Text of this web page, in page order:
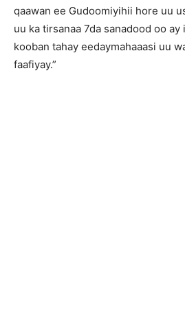
qaawan ee Gudoomiyihii hore uu
uu ka tirsanaa 7da sanadood oo ay
kooban tahay eedaymahaaasi uu
faafiyay.”